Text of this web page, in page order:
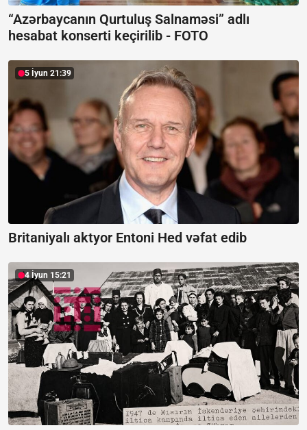
“Azərbaycanın Qurtuluş Salnaməsi” adlı
hesabat konserti keçirilib - FOTO
5 İyun 21:39
Britaniyalı aktyor Entoni Hed vəfat edib
4 İyun 15:21